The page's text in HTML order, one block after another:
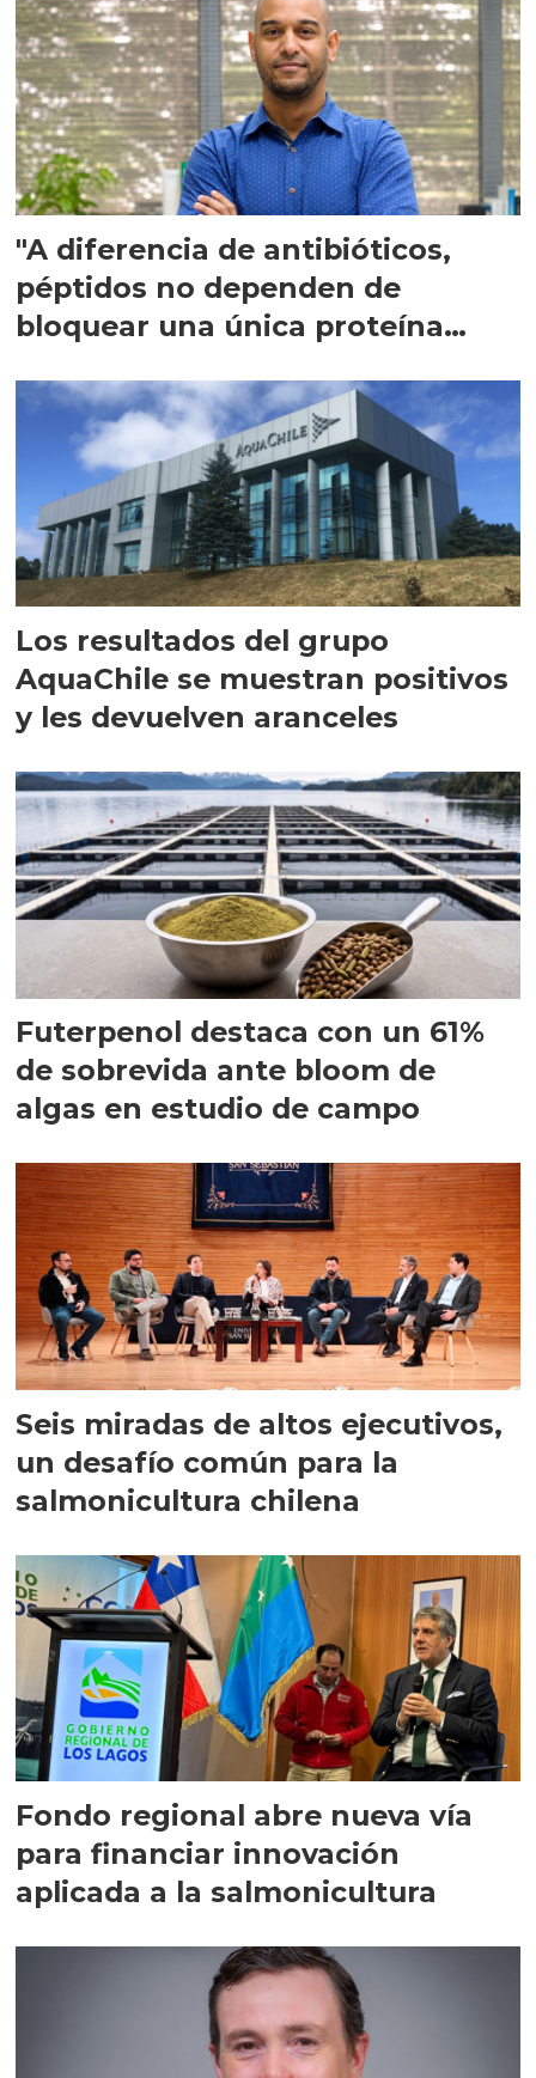
"A diferencia de antibióticos,
péptidos no dependen de
bloquear una única proteína
Los resultados del grupo
AquaChile se muestran positivos
y les devuelven aranceles
Futerpenol destaca con un 61%
de sobrevida ante bloom de
algas en estudio de campo
Seis miradas de altos ejecutivos,
un desafío común para la
salmonicultura chilena
Fondo regional abre nueva vía
para financiar innovación
aplicada a la salmonicultura